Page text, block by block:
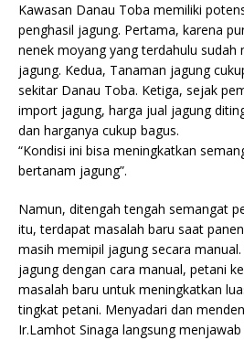
Kawasan Danau Toba memiliki
penghasil jagung. Pertama, karena
nenek moyang yang terdahulu sudah
jagung. Kedua, Tanaman jagung
sekitar Danau Toba. Ketiga, sejak
import jagung, harga jual jagung
dan harganya cukup bagus.
“Kondisi ini bisa meningkatkan
bertanam jagung”.
Namun, ditengah tengah semangat
itu, terdapat masalah baru saat
masih memipil jagung secara
jagung dengan cara manual, petani
masalah baru untuk meningkatkan
tingkat petani. Menyadari dan
Ir.Lamhot Sinaga langsung